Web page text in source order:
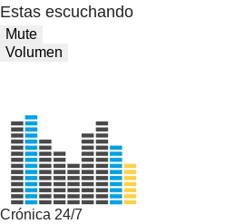
Estas escuchando
Mute
Volumen
Crónica 24/7